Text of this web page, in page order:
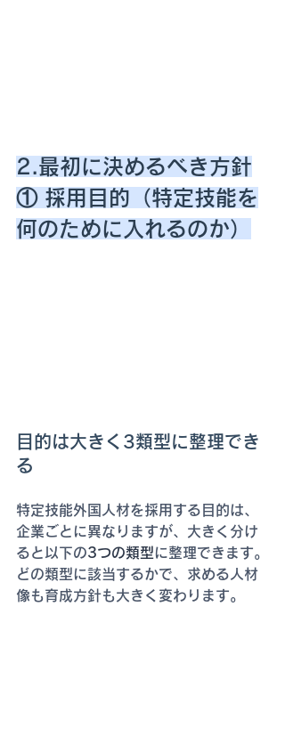
2.最初に決めるべき方針
① 採用目的（特定技能を
何のために入れるのか）
目的は大きく3類型に整理でき
る
特定技能外国人材を採用する目的は、
企業ごとに異なりますが、大きく分け
ると以下の3つの類型に整理できます。
どの類型に該当するかで、求める人材
像も育成方針も大きく変わります。